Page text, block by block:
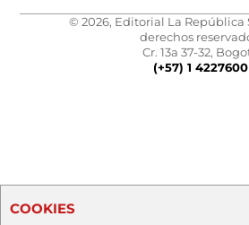
© 2026, Editorial La República
derechos
Cr. 13a 37-32,
(+57) 1 4227600
COOKIES